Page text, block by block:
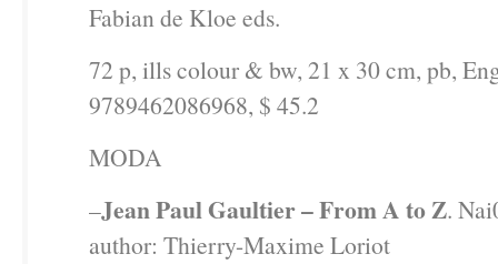
Fabian de Kloe eds.
72 p, ills colour & bw, 21 x 30 cm, pb,
9789462086968, $ 45.2
MODA
–Jean Paul Gaultier – From A to Z.
author: Thierry-Maxime Loriot